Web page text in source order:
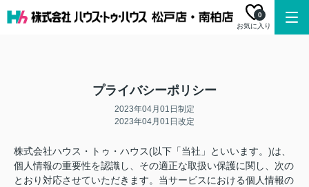
お気に入り
0
プライバシーポリシー
2023年04月01日制定
2023年04月01日改定
株式会社ハウス・トゥ・ハウス(以下「当社」といいます。)は、
個人情報の重要性を認識し、その適正な取扱い保護に関し、次の
とおり対応させていただきます。当サービスにおける個人情報の